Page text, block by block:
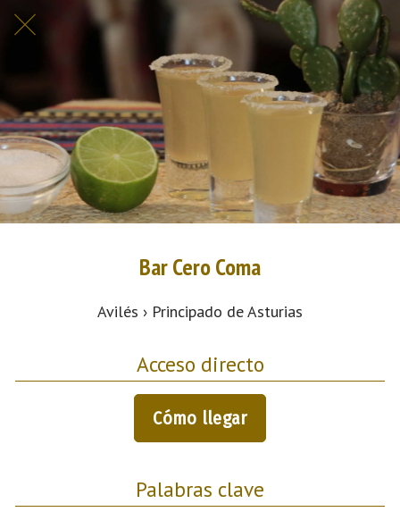
Bar Cero Coma
Avilés › Principado de Asturias
Acceso directo
Cómo llegar
Palabras clave